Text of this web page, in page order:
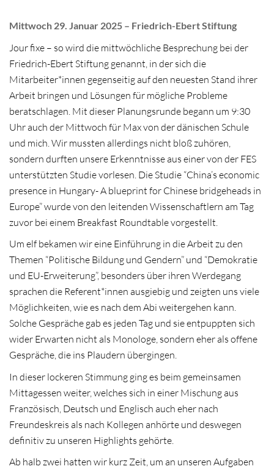
Mittwoch 29. Januar 2025 – Friedrich-Ebert Stiftung
Jour fixe – so wird die mittwöchliche Besprechung bei der
Friedrich-Ebert Stiftung genannt, in der sich die
Mitarbeiter*innen gegenseitig auf den neuesten Stand ihrer
Arbeit bringen und Lösungen für mögliche Probleme
beratschlagen. Mit dieser Planungsrunde begann um 9:30
Uhr auch der Mittwoch für Max von der dänischen Schule
und mich. Wir mussten allerdings nicht bloß zuhören,
sondern durften unsere Erkenntnisse aus einer von der FES
unterstützten Studie vorlesen. Die Studie “China’s economic
presence in Hungary- A blueprint for Chinese bridgeheads in
Europe” wurde von den leitenden Wissenschaftlern am Tag
zuvor bei einem Breakfast Roundtable vorgestellt.
Um elf bekamen wir eine Einführung in die Arbeit zu den
Themen “Politische Bildung und Gendern” und “Demokratie
und EU-Erweiterung”, besonders über ihren Werdegang
sprachen die Referent*innen ausgiebig und zeigten uns viele
Möglichkeiten, wie es nach dem Abi weitergehen kann.
Solche Gespräche gab es jeden Tag und sie entpuppten sich
wider Erwarten nicht als Monologe, sondern eher als offene
Gespräche, die ins Plaudern übergingen.
In dieser lockeren Stimmung ging es beim gemeinsamen
Mittagessen weiter, welches sich in einer Mischung aus
Französisch, Deutsch und Englisch auch eher nach
Freundeskreis als nach Kollegen anhörte und deswegen
definitiv zu unseren Highlights gehörte.
Ab halb zwei hatten wir kurz Zeit, um an unseren Aufgaben